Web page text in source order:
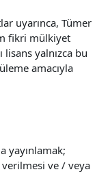
uyarınca, Tümer
fikri mülkiyet
lisans yalnızca bu
amacıyla
yayınlamak;
verilmesi ve / veya